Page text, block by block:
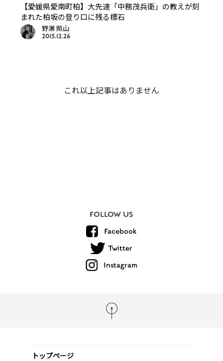
【愛媛県愛南町柏】大先達「中務茂兵衛」の教えが刻
まれた柏坂の登り口に残る標石
野瀬 照山
2015.12.26
これ以上記事はありません
FOLLOW US
Facebook
Twitter
Instagram
トップページ